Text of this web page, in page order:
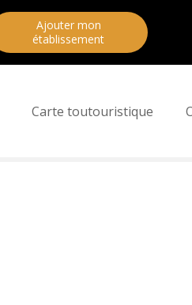
Ajouter mon
établissement
Carte toutouristique